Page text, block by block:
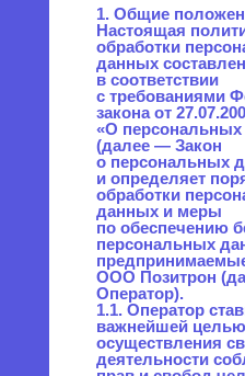
«О персональных данных»
(далее — Закон
о персональных данных)
и определяет порядок
обработки персональных
данных и меры
по обеспечению безопасности
персональных данных,
предпринимаемые
ООО Позитрон (далее —
Оператор).
1.1. Оператор ставит своей
важнейшей целью и условием
осуществления своей
деятельности соблюдение
прав и свобод человека
и гражданина при обработке
его персональных данных,
в том числе защиты прав
на неприкосновенность
частной жизни, личную
и семейную тайну.
1.2. Настоящая политика
Оператора в отношении
обработки персональных
данных (далее — Политика)
применяется ко всей
информации, которую
Оператор может получить
о посетителях веб-сайта
promo.positron.pro.